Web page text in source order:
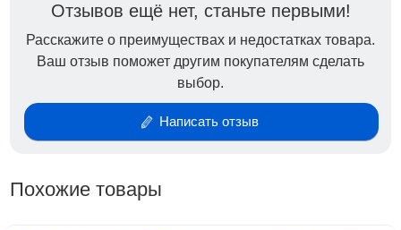
педикюра
Не имеют липкого слоя
Гель-лаки Uno Pedicure line обладают
повышенным, не тускнеющим глянцем
сколов и трещин
Не дают отслоек и не пачкаются в носке.
1 мин.
Отзывов ещё нет, станьте первыми!
Расскажите о преимуществах и недостатках товара.
Ваш отзыв поможет другим покупателям сделать
выбор.
Написать отзыв
Похожие товары